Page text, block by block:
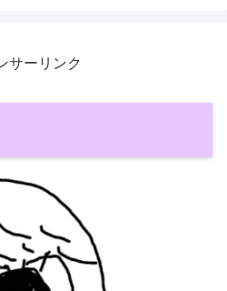
サーリンク